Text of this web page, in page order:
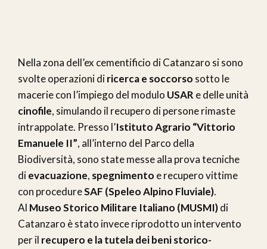
Nella zona dell’ex cementificio di Catanzaro si sono
svolte operazioni diricerca e soccorso sotto le
macerie con l’impiego del modulo USAR e delle unità
cinofile, simulando il recupero di persone rimaste
intrappolate. Presso l’Istituto Agrario “Vittorio
Emanuele II”, all’interno del Parco della
Biodiversità, sono state messe alla prova tecniche
dievacuazione, spegnimento e recupero vittime
con procedureSAF (Speleo Alpino Fluviale).
Al Museo Storico Militare Italiano (MUSMI)di
Catanzaro è stato invece riprodotto un intervento
per il recupero e la tutela dei beni storico-